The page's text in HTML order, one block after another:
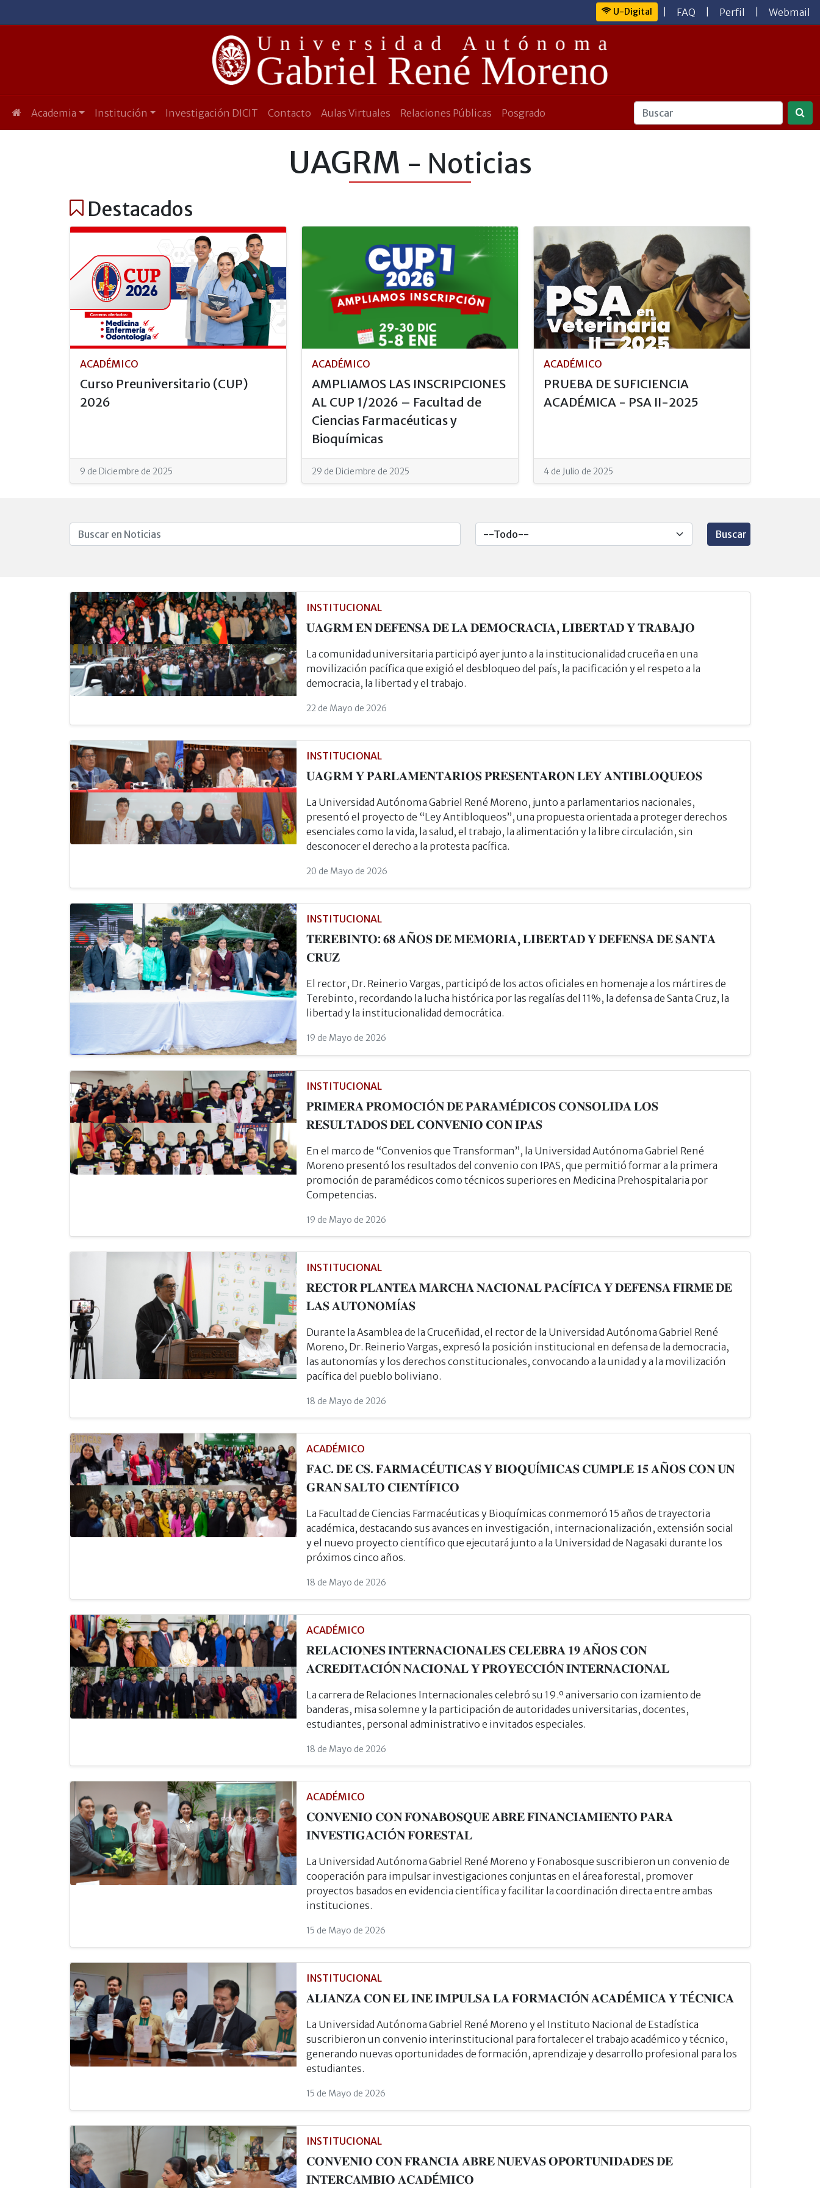
U-Digital FAQ Perfil Webmail
Academia Institución Investigación DICIT Contacto Aulas Virtuales Relaciones Públicas Posgrado
UAGRM - Noticias
Destacados
ACADÉMICO
Curso Preuniversitario (CUP)
2026
9 de Diciembre de 2025
ACADÉMICO
AMPLIAMOS LAS INSCRIPCIONES
AL CUP 1/2026 – Facultad de
Ciencias Farmacéuticas y
Bioquímicas
29 de Diciembre de 2025
ACADÉMICO
PRUEBA DE SUFICIENCIA
ACADÉMICA - PSA II-2025
4 de Julio de 2025
Buscar
INSTITUCIONAL
𝐔𝐀𝐆𝐑𝐌 𝐄𝐍 𝐃𝐄𝐅𝐄𝐍𝐒𝐀 𝐃𝐄 𝐋𝐀 𝐃𝐄𝐌𝐎𝐂𝐑𝐀𝐂𝐈𝐀, 𝐋𝐈𝐁𝐄𝐑𝐓𝐀𝐃 𝐘 𝐓𝐑𝐀𝐁𝐀𝐉𝐎
La comunidad universitaria participó ayer junto a la institucionalidad cruceña en una
movilización pacífica que exigió el desbloqueo del país, la pacificación y el respeto a la
democracia, la libertad y el trabajo.
22 de Mayo de 2026
INSTITUCIONAL
𝐔𝐀𝐆𝐑𝐌 𝐘 𝐏𝐀𝐑𝐋𝐀𝐌𝐄𝐍𝐓𝐀𝐑𝐈𝐎𝐒 𝐏𝐑𝐄𝐒𝐄𝐍𝐓𝐀𝐑𝐎𝐍 𝐋𝐄𝐘 𝐀𝐍𝐓𝐈𝐁𝐋𝐎𝐐𝐔𝐄𝐎𝐒
La Universidad Autónoma Gabriel René Moreno, junto a parlamentarios nacionales,
presentó el proyecto de “Ley Antibloqueos”, una propuesta orientada a proteger derechos
esenciales como la vida, la salud, el trabajo, la alimentación y la libre circulación, sin
desconocer el derecho a la protesta pacífica.
20 de Mayo de 2026
INSTITUCIONAL
𝐓𝐄𝐑𝐄𝐁𝐈𝐍𝐓𝐎: 𝟔𝟖 𝐀Ñ𝐎𝐒 𝐃𝐄 𝐌𝐄𝐌𝐎𝐑𝐈𝐀, 𝐋𝐈𝐁𝐄𝐑𝐓𝐀𝐃 𝐘 𝐃𝐄𝐅𝐄𝐍𝐒𝐀 𝐃𝐄 𝐒𝐀𝐍𝐓𝐀
𝐂𝐑𝐔𝐙
El rector, Dr. Reinerio Vargas, participó de los actos oficiales en homenaje a los mártires de
Terebinto, recordando la lucha histórica por las regalías del 11%, la defensa de Santa Cruz, la
libertad y la institucionalidad democrática.
19 de Mayo de 2026
INSTITUCIONAL
𝐏𝐑𝐈𝐌𝐄𝐑𝐀 𝐏𝐑𝐎𝐌𝐎𝐂𝐈Ó𝐍 𝐃𝐄 𝐏𝐀𝐑𝐀𝐌É𝐃𝐈𝐂𝐎𝐒 𝐂𝐎𝐍𝐒𝐎𝐋𝐈𝐃𝐀 𝐋𝐎𝐒
𝐑𝐄𝐒𝐔𝐋𝐓𝐀𝐃𝐎𝐒 𝐃𝐄𝐋 𝐂𝐎𝐍𝐕𝐄𝐍𝐈𝐎 𝐂𝐎𝐍 𝐈𝐏𝐀𝐒
En el marco de “Convenios que Transforman”, la Universidad Autónoma Gabriel René
Moreno presentó los resultados del convenio con IPAS, que permitió formar a la primera
promoción de paramédicos como técnicos superiores en Medicina Prehospitalaria por
Competencias.
19 de Mayo de 2026
INSTITUCIONAL
𝐑𝐄𝐂𝐓𝐎𝐑 𝐏𝐋𝐀𝐍𝐓𝐄𝐀 𝐌𝐀𝐑𝐂𝐇𝐀 𝐍𝐀𝐂𝐈𝐎𝐍𝐀𝐋 𝐏𝐀𝐂Í𝐅𝐈𝐂𝐀 𝐘 𝐃𝐄𝐅𝐄𝐍𝐒𝐀 𝐅𝐈𝐑𝐌𝐄 𝐃𝐄
𝐋𝐀𝐒 𝐀𝐔𝐓𝐎𝐍𝐎𝐌Í𝐀𝐒
Durante la Asamblea de la Cruceñidad, el rector de la Universidad Autónoma Gabriel René
Moreno, Dr. Reinerio Vargas, expresó la posición institucional en defensa de la democracia,
las autonomías y los derechos constitucionales, convocando a la unidad y a la movilización
pacífica del pueblo boliviano.
18 de Mayo de 2026
ACADÉMICO
𝐅𝐀𝐂. 𝐃𝐄 𝐂𝐒. 𝐅𝐀𝐑𝐌𝐀𝐂É𝐔𝐓𝐈𝐂𝐀𝐒 𝐘 𝐁𝐈𝐎𝐐𝐔Í𝐌𝐈𝐂𝐀𝐒 𝐂𝐔𝐌𝐏𝐋𝐄 𝟏𝟓 𝐀Ñ𝐎𝐒 𝐂𝐎𝐍 𝐔𝐍
𝐆𝐑𝐀𝐍 𝐒𝐀𝐋𝐓𝐎 𝐂𝐈𝐄𝐍𝐓Í𝐅𝐈𝐂𝐎
La Facultad de Ciencias Farmacéuticas y Bioquímicas conmemoró 15 años de trayectoria
académica, destacando sus avances en investigación, internacionalización, extensión social
y el nuevo proyecto científico que ejecutará junto a la Universidad de Nagasaki durante los
próximos cinco años.
18 de Mayo de 2026
ACADÉMICO
𝐑𝐄𝐋𝐀𝐂𝐈𝐎𝐍𝐄𝐒 𝐈𝐍𝐓𝐄𝐑𝐍𝐀𝐂𝐈𝐎𝐍𝐀𝐋𝐄𝐒 𝐂𝐄𝐋𝐄𝐁𝐑𝐀 𝟏𝟗 𝐀Ñ𝐎𝐒 𝐂𝐎𝐍
𝐀𝐂𝐑𝐄𝐃𝐈𝐓𝐀𝐂𝐈Ó𝐍 𝐍𝐀𝐂𝐈𝐎𝐍𝐀𝐋 𝐘 𝐏𝐑𝐎𝐘𝐄𝐂𝐂𝐈Ó𝐍 𝐈𝐍𝐓𝐄𝐑𝐍𝐀𝐂𝐈𝐎𝐍𝐀𝐋
La carrera de Relaciones Internacionales celebró su 19.º aniversario con izamiento de
banderas, misa solemne y la participación de autoridades universitarias, docentes,
estudiantes, personal administrativo e invitados especiales.
18 de Mayo de 2026
ACADÉMICO
𝐂𝐎𝐍𝐕𝐄𝐍𝐈𝐎 𝐂𝐎𝐍 𝐅𝐎𝐍𝐀𝐁𝐎𝐒𝐐𝐔𝐄 𝐀𝐁𝐑𝐄 𝐅𝐈𝐍𝐀𝐍𝐂𝐈𝐀𝐌𝐈𝐄𝐍𝐓𝐎 𝐏𝐀𝐑𝐀
𝐈𝐍𝐕𝐄𝐒𝐓𝐈𝐆𝐀𝐂𝐈Ó𝐍 𝐅𝐎𝐑𝐄𝐒𝐓𝐀𝐋
La Universidad Autónoma Gabriel René Moreno y Fonabosque suscribieron un convenio de
cooperación para impulsar investigaciones conjuntas en el área forestal, promover
proyectos basados en evidencia científica y facilitar la coordinación directa entre ambas
instituciones.
15 de Mayo de 2026
INSTITUCIONAL
𝐀𝐋𝐈𝐀𝐍𝐙𝐀 𝐂𝐎𝐍 𝐄𝐋 𝐈𝐍𝐄 𝐈𝐌𝐏𝐔𝐋𝐒𝐀 𝐋𝐀 𝐅𝐎𝐑𝐌𝐀𝐂𝐈Ó𝐍 𝐀𝐂𝐀𝐃É𝐌𝐈𝐂𝐀 𝐘 𝐓É𝐂𝐍𝐈𝐂𝐀
La Universidad Autónoma Gabriel René Moreno y el Instituto Nacional de Estadística
suscribieron un convenio interinstitucional para fortalecer el trabajo académico y técnico,
generando nuevas oportunidades de formación, aprendizaje y desarrollo profesional para los
estudiantes.
15 de Mayo de 2026
INSTITUCIONAL
𝐂𝐎𝐍𝐕𝐄𝐍𝐈𝐎 𝐂𝐎𝐍 𝐅𝐑𝐀𝐍𝐂𝐈𝐀 𝐀𝐁𝐑𝐄 𝐍𝐔𝐄𝐕𝐀𝐒 𝐎𝐏𝐎𝐑𝐓𝐔𝐍𝐈𝐃𝐀𝐃𝐄𝐒 𝐃𝐄
𝐈𝐍𝐓𝐄𝐑𝐂𝐀𝐌𝐁𝐈𝐎 𝐀𝐂𝐀𝐃É𝐌𝐈𝐂𝐎